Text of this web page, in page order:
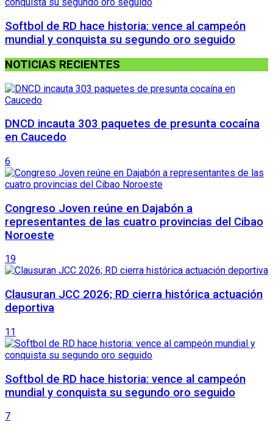
Softbol de RD hace historia: vence al campeón
mundial y conquista su segundo oro seguido
NOTICIAS RECIENTES
DNCD incauta 303 paquetes de presunta cocaína
en Caucedo
6
Congreso Joven reúne en Dajabón a
representantes de las cuatro provincias del Cibao
Noroeste
19
Clausuran JCC 2026; RD cierra histórica actuación
deportiva
11
Softbol de RD hace historia: vence al campeón
mundial y conquista su segundo oro seguido
7